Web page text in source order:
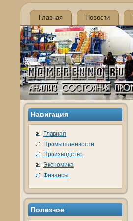
Главная Новости
Навигация
Главная
Промышленности
Производство
Экономика
Финансы
Полезное